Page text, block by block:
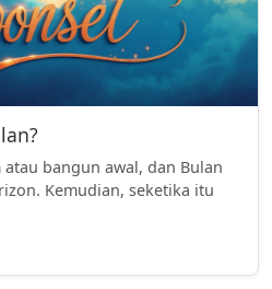
bangun awal, dan Bulan
Kemudian, seketika itu